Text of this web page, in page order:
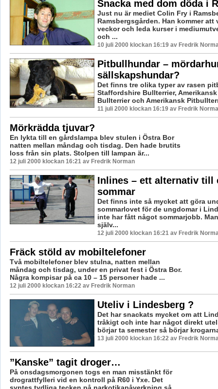
Snacka med dom döda i
Just nu är mediet Colin Fry i
Ramsbergsgården. Han kommer att
veckor och leda kurser i
och ...
10 juli 2000 klockan 16:19 av Fredrik
Pitbullhundar –
sällskapshundar?
Det finns tre olika typer av rasen
Staffordshire Bullterrier,
Bullterrier och Amerikansk
11 juli 2000 klockan 16:19 av Fredrik
Mörkrädda tjuvar?
En lykta till en gårdslampa blev stulen i Östra Bor
natten mellan måndag och tisdag. Den hade brutits
loss från sin plats. Stolpen till lampan är...
12 juli 2000 klockan 16:21 av Fredrik Norman
Inlines – ett alternativ till
sommar
Det finns inte så mycket att göra
sommarlovet för de ungdomar i
inte har fått något sommarjobb.
själv...
12 juli 2000 klockan 16:21 av Fredrik
Fräck stöld av mobiltelefoner
Två mobiltelefoner blev stulna, natten mellan
måndag och tisdag, under en privat fest i Östra Bor.
Några kompisar på ca 10 – 15 personer hade ...
12 juli 2000 klockan 16:22 av Fredrik Norman
Uteliv i Lindesberg ?
Det har snackats mycket om att
tråkigt och inte har något direkt
börjar ta semester så börjar
13 juli 2000 klockan 16:22 av Fredrik
”Kanske” tagit droger…
På onsdagsmorgonen togs en man misstänkt för
drograttfylleri vid en kontroll på R60 i Yxe. Det